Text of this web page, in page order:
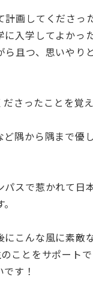
画してくださっ
入学してよかっ
且つ、思いやり
さったことを覚え
隅から隅まで優
スで惹かれて日
こんな風に素敵
ことをサポート
す！